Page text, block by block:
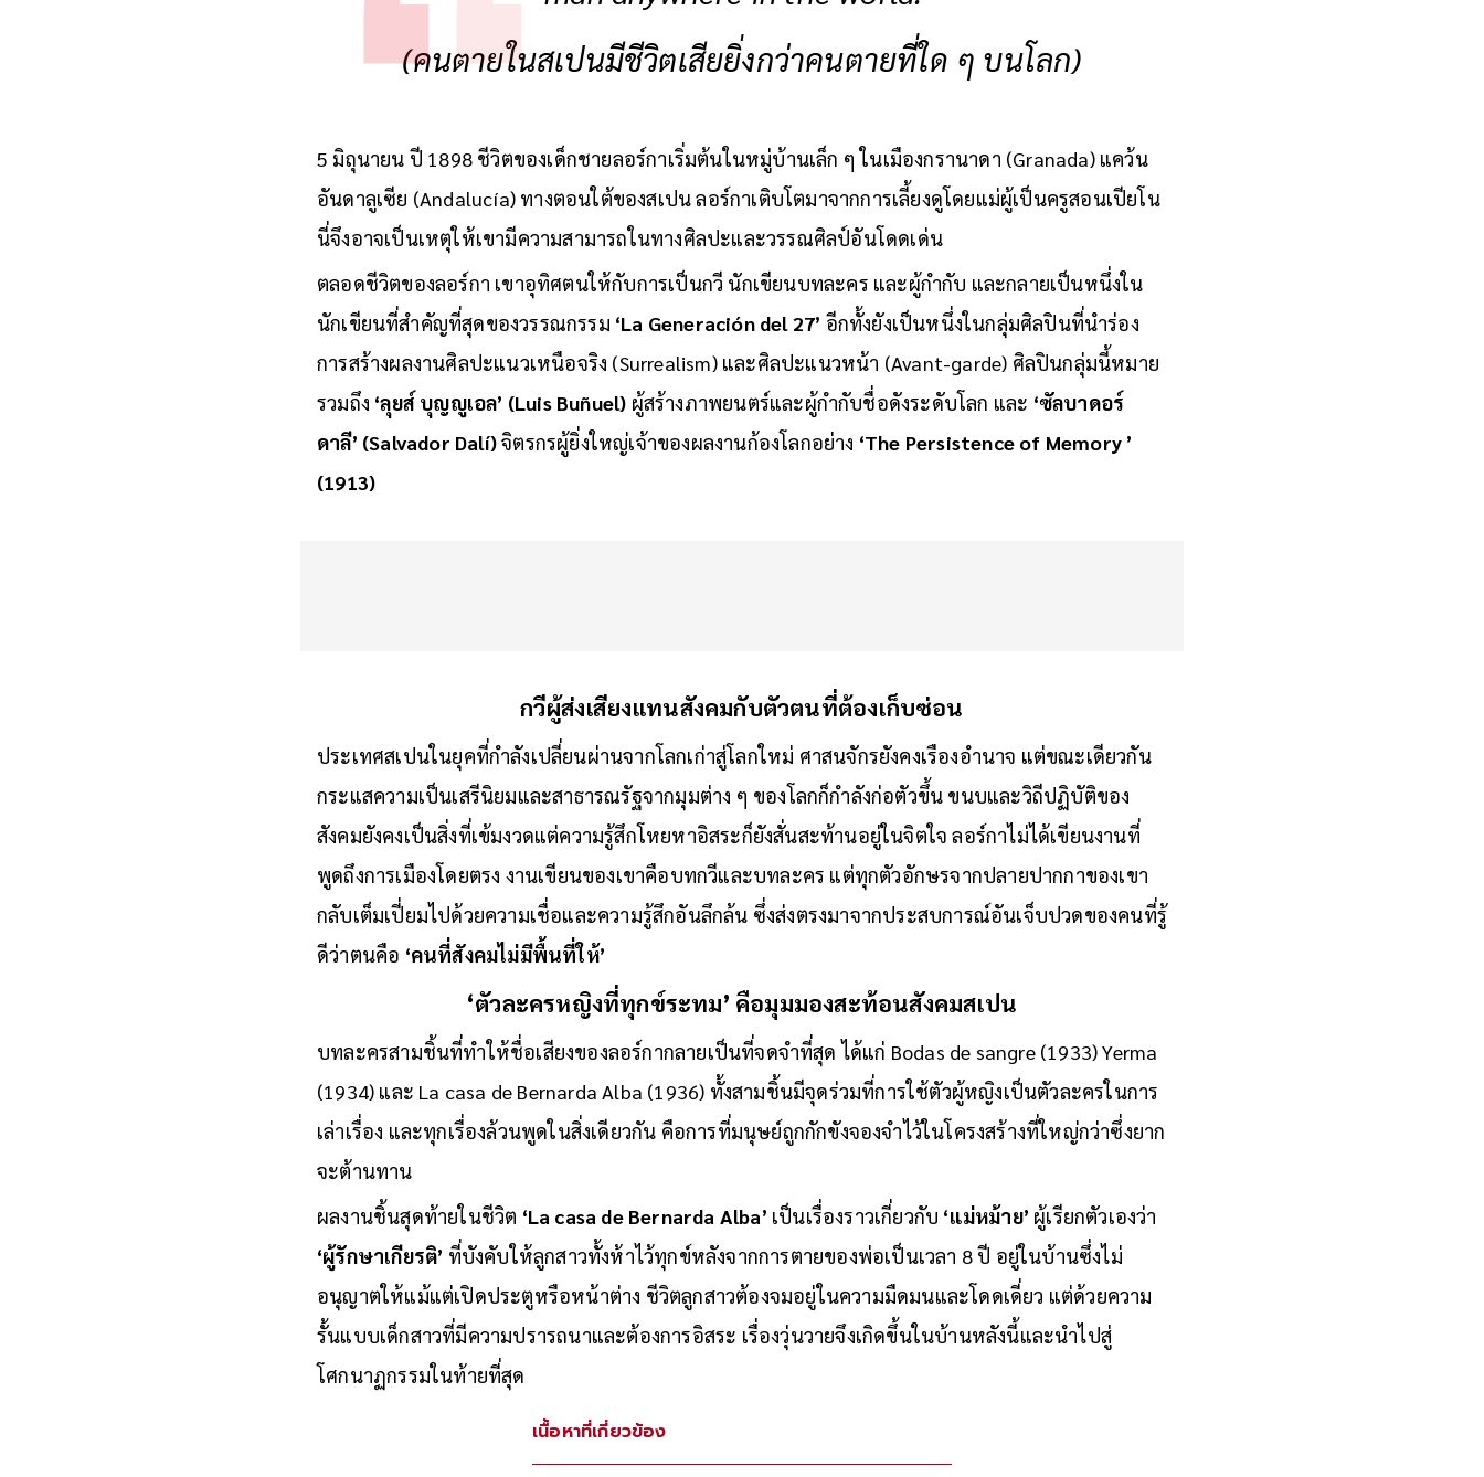
man anywhere in the world.”
5 มิถุนายน ปี 1898 ชีวิตของเด็กชายลอร์กาเริ่มต้นในหมู่บ้านเล็ก ๆ ในเมืองกรานาดา (Granada) แคว้น
อันดาลูเซีย (Andalucía) ทางตอนใต้ของสเปน ลอร์กาเติบโตมาจากการเลี้ยงดูโดยแม่ผู้เป็นครูสอนเปียโน
นี่จึงอาจเป็นเหตุให้เขามีความสามารถในทางศิลปะและวรรณศิลป์อันโดดเด่น
ตลอดชีวิตของลอร์กา เขาอุทิศตนให้กับการเป็นกวี นักเขียนบทละคร และผู้กำกับ และกลายเป็นหนึ่งใน
นักเขียนที่สำคัญที่สุดของวรรณกรรม‘La Generación del 27’อีกทั้งยังเป็นหนึ่งในกลุ่มศิลปินที่นำร่อง
การสร้างผลงานศิลปะแนวเหนือจริง (Surrealism) และศิลปะแนวหน้า (Avant-garde) ศิลปินกลุ่มนี้หมาย
รวมถึง‘ลุยส์ บุญญูเอล’ (Luis Buñuel)ผู้สร้างภาพยนตร์และผู้กำกับชื่อดังระดับโลก และ‘ซัลบาดอร์
ดาลี’ (Salvador Dalí)
กวีผู้ส่งเสียงแทนสังคมกับตัวตนที่ต้องเก็บซ่อน
ประเทศสเปนในยุคที่กำลังเปลี่ยนผ่านจากโลกเก่าสู่โลกใหม่ ศาสนจักรยังคงเรืองอำนาจ แต่ขณะเดียวกัน
กระแสความเป็นเสรีนิยมและสาธารณรัฐจากมุมต่าง ๆ ของโลกก็กำลังก่อตัวขึ้น ขนบและวิถีปฏิบัติของ
สังคมยังคงเป็นสิ่งที่เข้มงวดแต่ความรู้สึกโหยหาอิสระก็ยังสั่นสะท้านอยู่ในจิตใจ ลอร์กาไม่ได้เขียนงานที่
พูดถึงการเมืองโดยตรง งานเขียนของเขาคือบทกวีและบทละคร แต่ทุกตัวอักษรจากปลายปากกาของเขา
กลับเต็มเปี่ยมไปด้วยความเชื่อและความรู้สึกอันลึกล้น ซึ่งส่งตรงมาจากประสบการณ์อันเจ็บปวดของคนที่รู้
‘คนที่สังคมไม่มีพื้นที่ให้’
‘ตัวละครหญิงที่ทุกข์ระทม’ คือมุมมองสะท้อนสังคมสเปน
บทละครสามชิ้นที่ทำให้ชื่อเสียงของลอร์กากลายเป็นที่จดจำที่สุด ได้แก่ Bodas de sangre (1933) Yerma
(1934) และ La casa de Bernarda Alba (1936) ทั้งสามชิ้นมีจุดร่วมที่การใช้ตัวผู้หญิงเป็นตัวละครในการ
เล่าเรื่อง และทุกเรื่องล้วนพูดในสิ่งเดียวกัน คือการที่มนุษย์ถูกกักขังจองจำไว้ในโครงสร้างที่ใหญ่กว่าซึ่งยาก
จะต้านทาน
ผลงานชิ้นสุดท้ายในชีวิต‘La casa de Bernarda Alba’เป็นเรื่องราวเกี่ยวกับ‘แม่หม้าย’ผู้เรียกตัวเองว่า
‘ผู้รักษาเกียรติ’ที่บังคับให้ลูกสาวทั้งห้าไว้ทุกข์หลังจากการตายของพ่อเป็นเวลา 8 ปี อยู่ในบ้านซึ่งไม่
อนุญาตให้แม้แต่เปิดประตูหรือหน้าต่าง ชีวิตลูกสาวต้องจมอยู่ในความมืดมนและโดดเดี่ยว แต่ด้วยความ
รั้นแบบเด็กสาวที่มีความปรารถนาและต้องการอิสระ เรื่องวุ่นวายจึงเกิดขึ้นในบ้านหลังนี้และนำไปสู่
เนื้อหาที่เกี่ยวข้อง